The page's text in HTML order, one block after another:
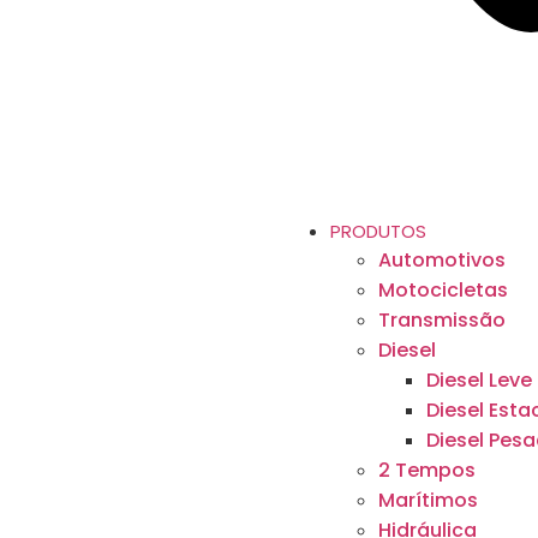
PRODUTOS
Automotivos
Motocicletas
Transmissão
Diesel
Diesel Leve
Diesel
Diesel
2 Tempos
Marítimos
Hidráulica